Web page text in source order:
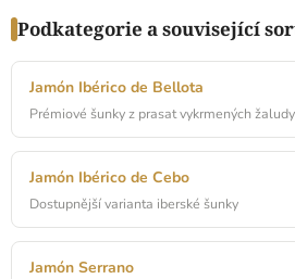
Podkategorie a související
Jamón Ibérico de Bellota
Prémiové šunky z prasat vykrmených žaludy
Jamón Ibérico de Cebo
Dostupnější varianta iberské šunky
Jamón Serrano